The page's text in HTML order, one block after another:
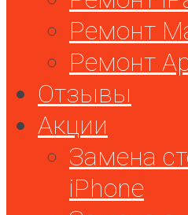
Ремонт
Ремонт
Отзывы
Акции
Замена
iPhone